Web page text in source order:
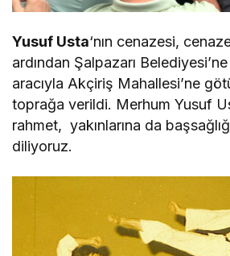
Yusuf Usta‘nın cenazesi,
ardından Şalpazarı
aracıyla Akçiriş Mahallesi’ne
toprağa verildi. Merhum Yusuf
rahmet, yakınlarına da
diliyoruz.